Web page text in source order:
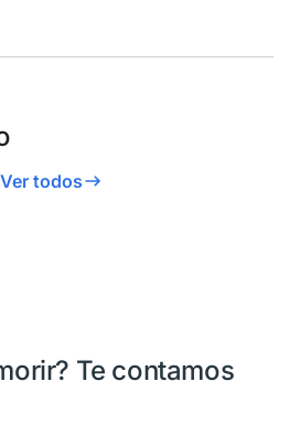
Ver todos
Te contamos